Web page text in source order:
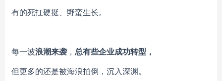
有的死扛硬挺、野蛮生长。
每一波浪潮来袭， 总有些企业成功转型，
但更多的还是被海浪拍倒，沉入深渊。